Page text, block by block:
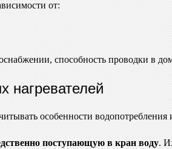
от:
способность проводки в
нагревателей
особенности водопотребления
поступающую в кран воду.